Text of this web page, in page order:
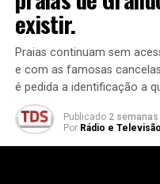
existir.
Praias continuam sem
e com as famosas
é pedida a identificação a
Publicado 2
Por Rádio e